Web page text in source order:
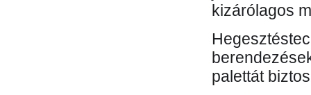
kizárólagos
palettát